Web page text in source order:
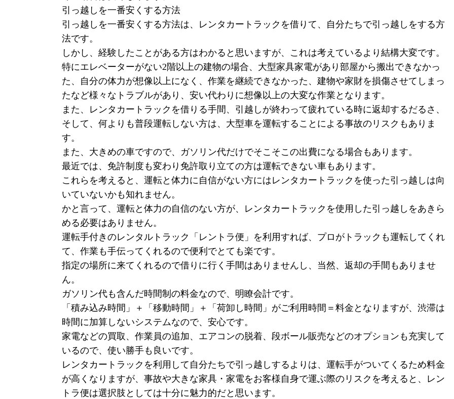
引っ越しを一番安くする方法
引っ越しを一番安くする方法は、レンタカートラックを借りて、自分たちで引っ越しをする方
法です。
しかし、経験したことがある方はわかると思いますが、これは考えているより結構大変です。
特にエレベーターがない2階以上の建物の場合、大型家具家電があり部屋から搬出できなかっ
た、自分の体力が想像以上になく、作業を継続できなかった、建物や家財を損傷させてしまっ
たなど様々なトラブルがあり、安い代わりに想像以上の大変な作業となります。
また、レンタカートラックを借りる手間、引越しが終わって疲れている時に返却するだるさ、
そして、何よりも普段運転しない方は、大型車を運転することによる事故のリスクもありま
す。
また、大きめの車ですので、ガソリン代だけでそこそこの出費になる場合もあります。
最近では、免許制度も変わり免許取り立ての方は運転できない車もあります。
これらを考えると、運転と体力に自信がない方にはレンタカートラックを使った引っ越しは向
いていないかも知れません。
かと言って、運転と体力の自信のない方が、レンタカートラックを使用した引っ越しをあきら
める必要はありません。
運転手付きのレンタルトラック「レントラ便」を利用すれば、プロがトラックも運転してくれ
て、作業も手伝ってくれるので便利でとても楽です。
指定の場所に来てくれるので借りに行く手間はありませんし、当然、返却の手間もありませ
ん。
ガソリン代も含んだ時間制の料金なので、明瞭会計です。
「積み込み時間」＋「移動時間」＋「荷卸し時間」がご利用時間＝料金となりますが、渋滞は
時間に加算しないシステムなので、安心です。
家電などの買取、作業員の追加、エアコンの脱着、段ボール販売などのオプションも充実して
いるので、使い勝手も良いです。
レンタカートラックを利用して自分たちで引っ越しするよりは、運転手がついてくるため料金
が高くなりますが、事故や大きな家具・家電をお客様自身で運ぶ際のリスクを考えると、レン
トラ便は選択肢としては十分に魅力的だと思います。